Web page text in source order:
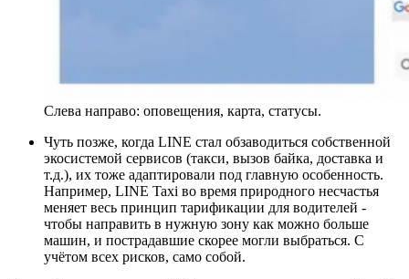
Слева направо: оповещения, карта, статусы.
Чуть позже, когда LINE стал обзаводиться собственной
экосистемой сервисов (такси, вызов байка, доставка и
т.д.), их тоже адаптировали под главную особенность.
Например, LINE Taxi во время природного несчастья
меняет весь принцип тарификации для водителей -
чтобы направить в нужную зону как можно больше
машин, и пострадавшие скорее могли выбраться. С
учётом всех рисков, само собой.